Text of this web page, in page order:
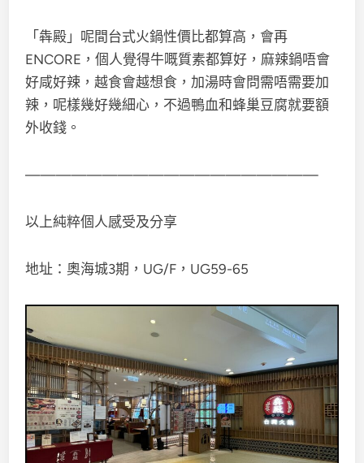
「犇殿」呢間台式火鍋性價比都算高，會再
ENCORE，個人覺得牛嘅質素都算好，麻辣鍋唔會
好咸好辣，越食會越想食，加湯時會問需唔需要加
辣，呢樣幾好幾細心，不過鴨血和蜂巢豆腐就要額
外收錢。
———————————————————
以上純粹個人感受及分享
地址：奧海城3期，UG/F，UG59-65